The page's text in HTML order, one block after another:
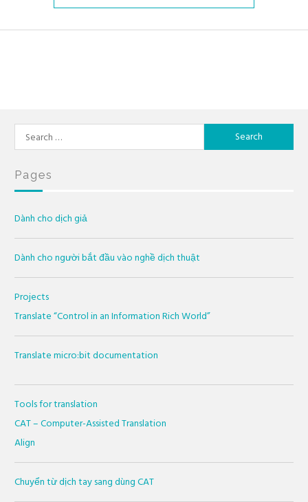
for:
Pages
Dành cho dịch giả
Dành cho người bắt đầu vào nghề dịch thuật
Projects
Translate “Control in an Information Rich World”
Translate micro:bit documentation
Tools for translation
CAT – Computer-Assisted Translation
Align
Chuyển từ dịch tay sang dùng CAT